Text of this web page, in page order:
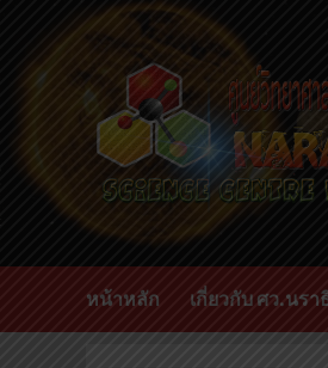
หน้าหลัก เกี่ยวกับ ศว.นรา